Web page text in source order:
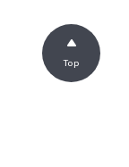
Top